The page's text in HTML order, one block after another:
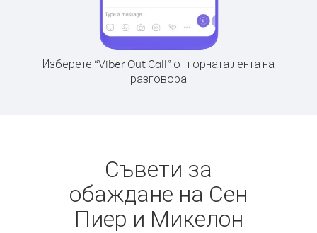
Изберете “Viber Out Call” от горната лента на
разговора
Съвети за
обаждане на Сен
Пиер и Микелон